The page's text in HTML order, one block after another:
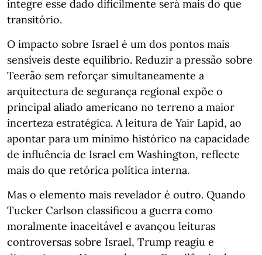
integre esse dado dificilmente será mais do que
transitório.
O impacto sobre Israel é um dos pontos mais
sensíveis deste equilíbrio. Reduzir a pressão sobre
Teerão sem reforçar simultaneamente a
arquitectura de segurança regional expõe o
principal aliado americano no terreno a maior
incerteza estratégica. A leitura de Yair Lapid, ao
apontar para um mínimo histórico na capacidade
de influência de Israel em Washington, reflecte
mais do que retórica política interna.
Mas o elemento mais revelador é outro. Quando
Tucker Carlson classificou a guerra como
moralmente inaceitável e avançou leituras
controversas sobre Israel, Trump reagiu e